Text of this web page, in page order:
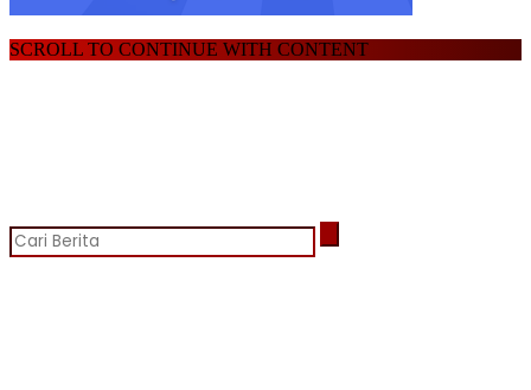
SCROLL TO CONTINUE WITH CONTENT